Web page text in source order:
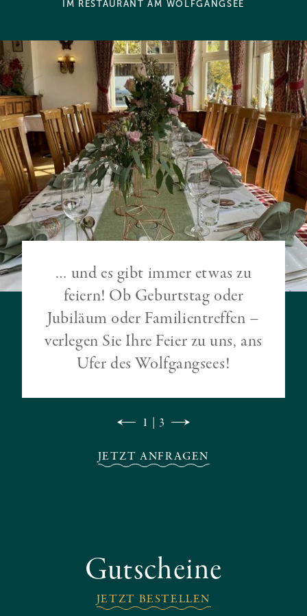
IM RESTAURANT AM WOLFGANGSEE
1 | 3
… und es gibt immer etwas zu
feiern! Ob Geburtstag oder
Jubiläum oder Familientreffen –
verlegen Sie Ihre Feier zu uns, ans
Ufer des Wolfgangsees!
JETZT ANFRAGEN
Gutscheine
JETZT BESTELLEN